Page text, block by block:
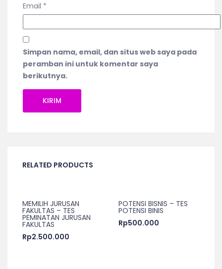
Email *
Simpan nama, email, dan situs web saya pada
peramban ini untuk komentar saya
berikutnya.
RELATED PRODUCTS
MEMILIH JURUSAN
FAKULTAS – TES
PEMINATAN JURUSAN
FAKULTAS
Rp2.500.000
POTENSI BISNIS – TES
POTENSI BINIS
Rp500.000